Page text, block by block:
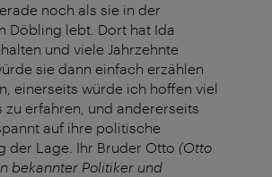
noch als sie in der
Döbling lebt. Dort hat Ida
und viele Jahrzehnte
sie dann einfach erzählen
einerseits würde ich hoffen viel
zu erfahren, und andererseits
auf ihre politische
der Lage. Ihr Bruder Otto (Otto
bekannter Politiker und